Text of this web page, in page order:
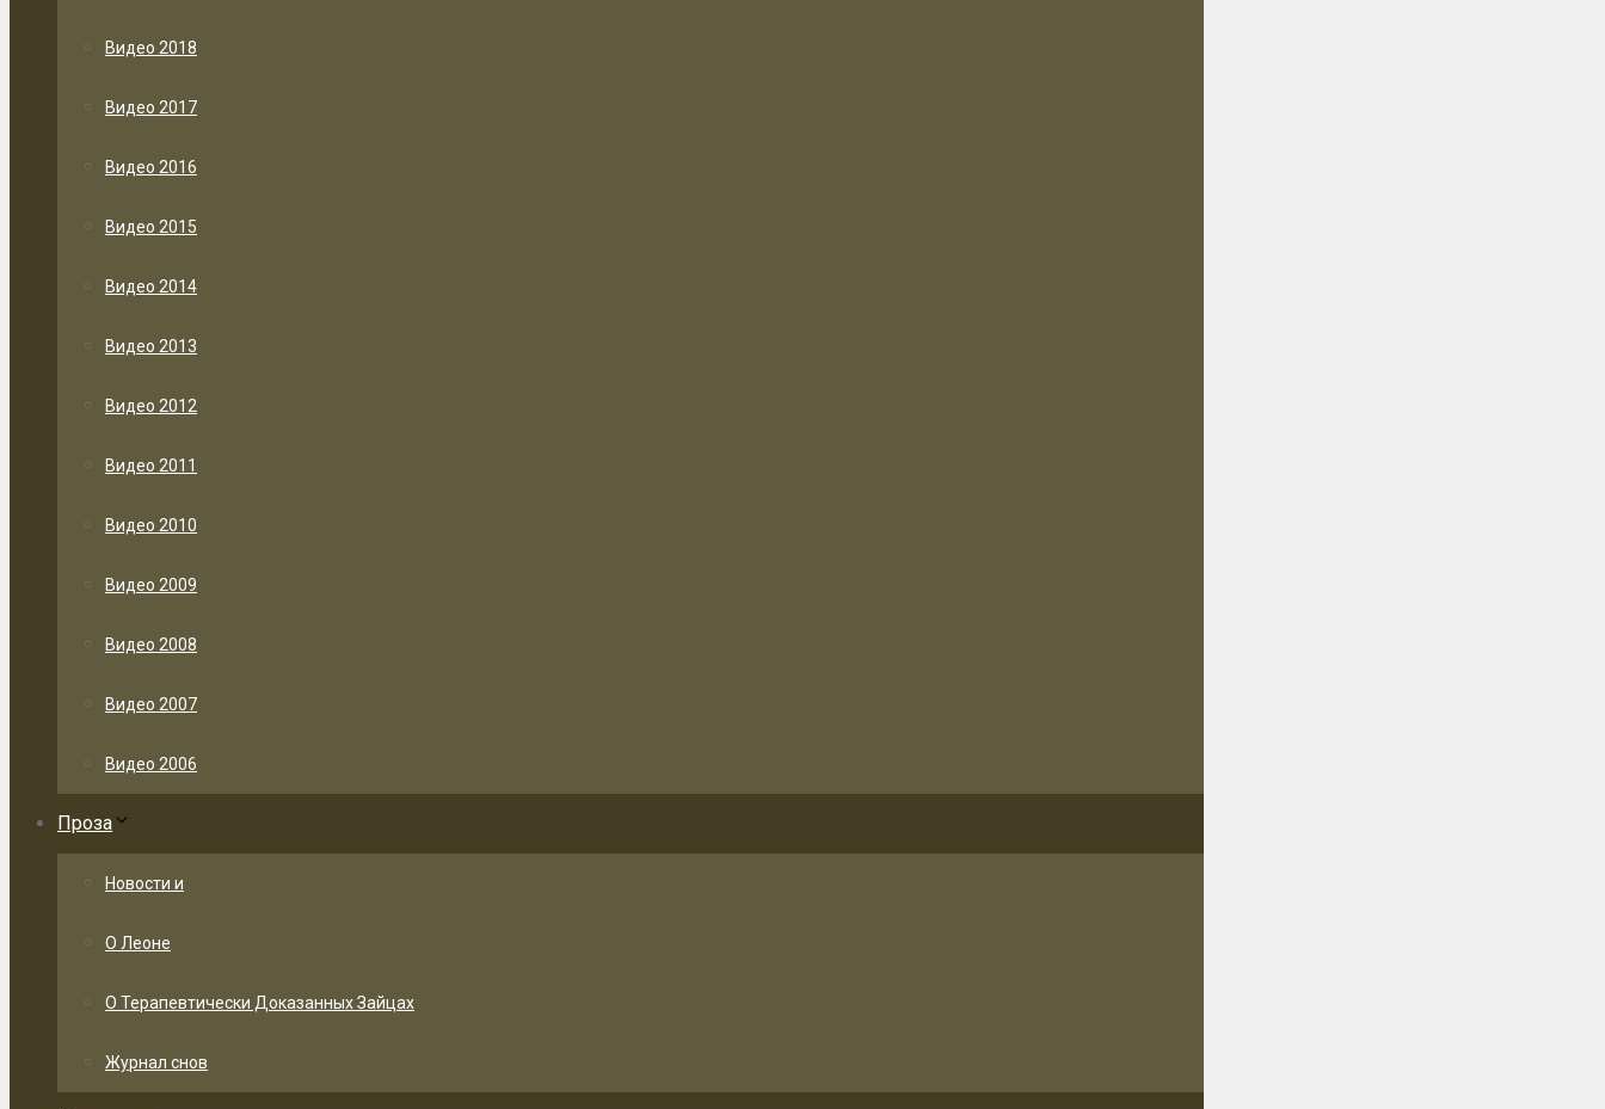
Видео 2018
Видео 2017
Видео 2016
Видео 2015
Видео 2014
Видео 2013
Видео 2012
Видео 2011
Видео 2010
Видео 2009
Видео 2008
Видео 2007
Видео 2006
Проза
Новости и
О Леоне
О Терапевтически Доказанных Зайцах
Журнал снов